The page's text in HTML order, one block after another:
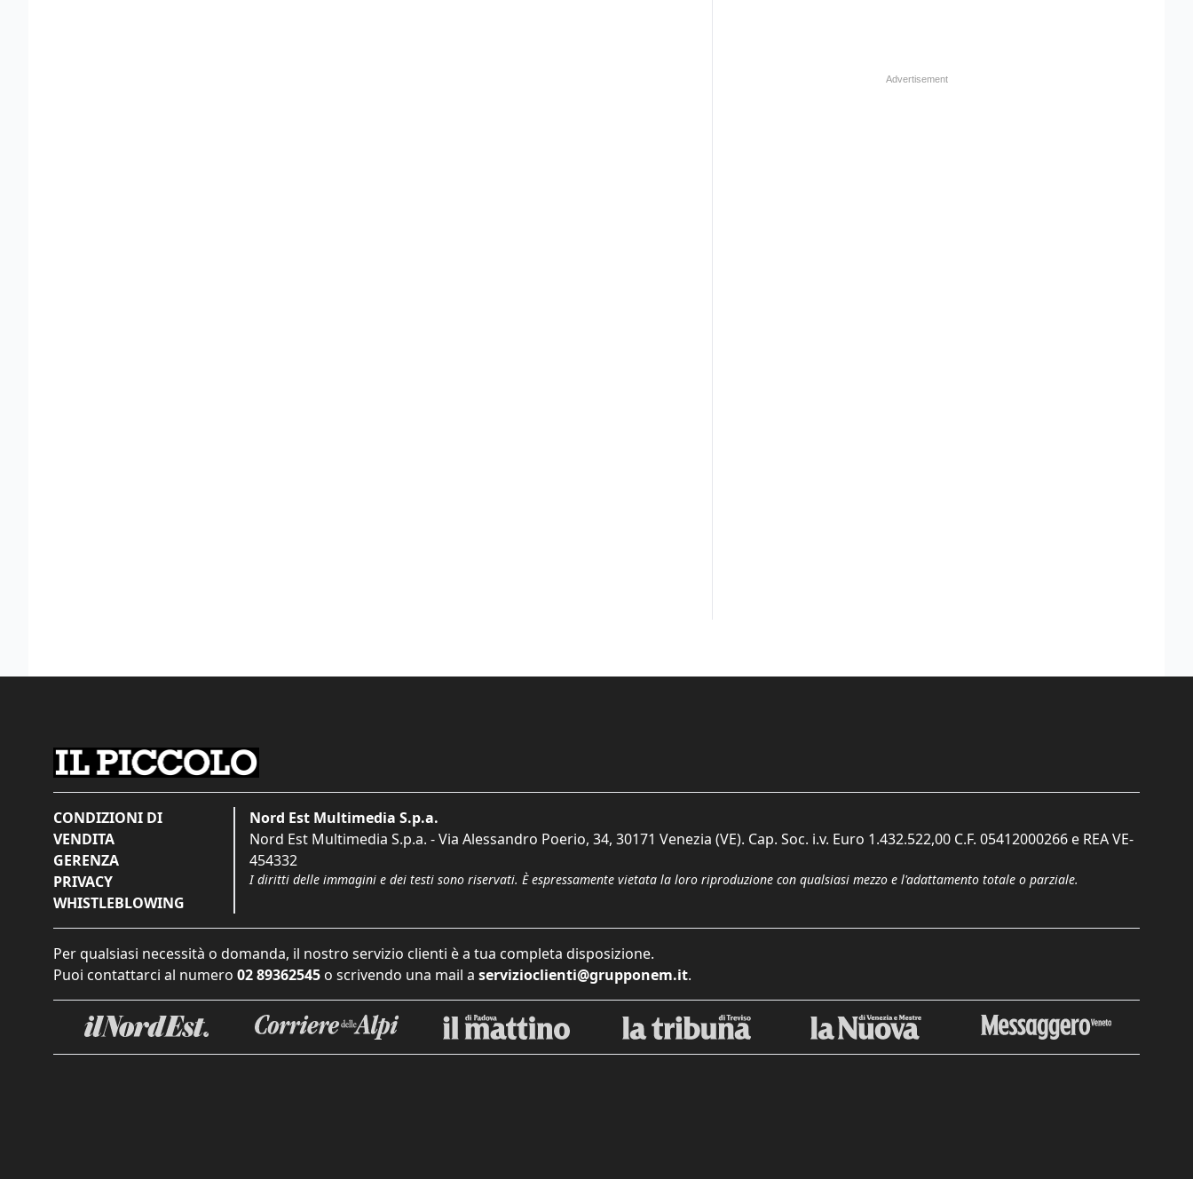
CONDIZIONI DI
VENDITA
GERENZA
PRIVACY
WHISTLEBLOWING
Nord Est Multimedia S.p.a.
Nord Est Multimedia S.p.a. - Via Alessandro Poerio, 34, 30171 Venezia (VE). Cap. Soc. i.v. Euro 1.432.522,00 C.F. 05412000266 e REA VE-
454332
I diritti delle immagini e dei testi sono riservati. È espressamente vietata la loro riproduzione con qualsiasi mezzo e l'adattamento totale o parziale.
Per qualsiasi necessità o domanda, il nostro servizio clienti è a tua completa disposizione.
Puoi contattarci al numero 02 89362545 o scrivendo una mail a servizioclienti@grupponem.it.